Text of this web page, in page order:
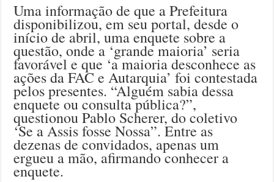
Uma informação de que a Prefeitura
disponibilizou, em seu portal, desde o
início de abril, uma enquete sobre a
questão, onde a ‘grande maioria’ seria
favorável e que ‘a maioria desconhece as
ações da FAC e Autarquia’ foi contestada
pelos presentes. “Alguém sabia dessa
enquete ou consulta pública?”,
questionou Pablo Scherer, do coletivo
‘Se a Assis fosse Nossa”. Entre as
dezenas de convidados, apenas um
ergueu a mão, afirmando conhecer a
enquete.